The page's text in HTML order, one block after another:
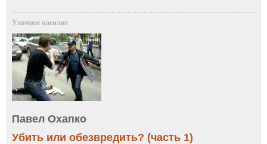
Уличное насилие
Павел Охапко
Убить или обезвредить? (часть 1)